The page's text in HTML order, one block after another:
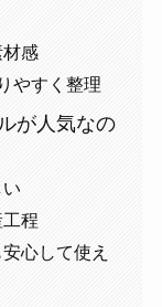
感
やすく整理
が人気なの
程
心して使え